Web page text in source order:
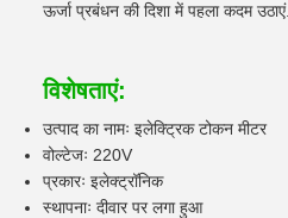
ऊर्जा प्रबंधन की दिशा में पहला कदम उठाएं.
विशेषताएं:
उत्पाद का नामः इलेक्ट्रिक टोकन मीटर
वोल्टेजः 220V
प्रकारः इलेक्ट्रॉनिक
स्थापनाः दीवार पर लगा हुआ